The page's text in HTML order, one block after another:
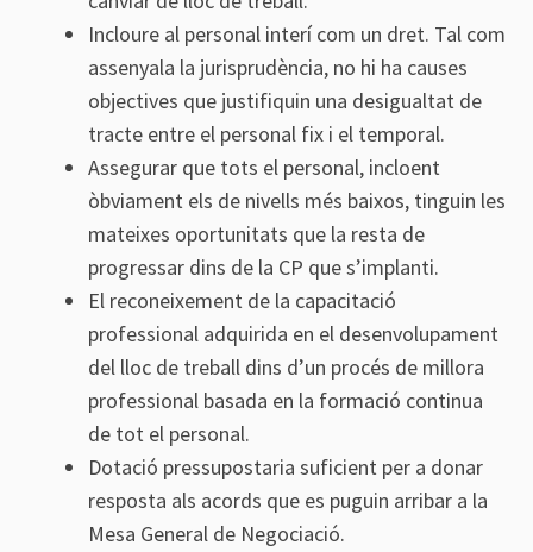
Incloure al personal interí com un dret. Tal com
assenyala la jurisprudència, no hi ha causes
objectives que justifiquin una desigualtat de
tracte entre el personal fix i el temporal.
Assegurar que tots el personal, incloent
òbviament els de nivells més baixos, tinguin les
mateixes oportunitats que la resta de
progressar dins de la CP que s’implanti.
El reconeixement de la capacitació
professional adquirida en el desenvolupament
del lloc de treball dins d’un procés de millora
professional basada en la formació continua
de tot el personal.
Dotació pressupostaria suficient per a donar
resposta als acords que es puguin arribar a la
Mesa General de Negociació.